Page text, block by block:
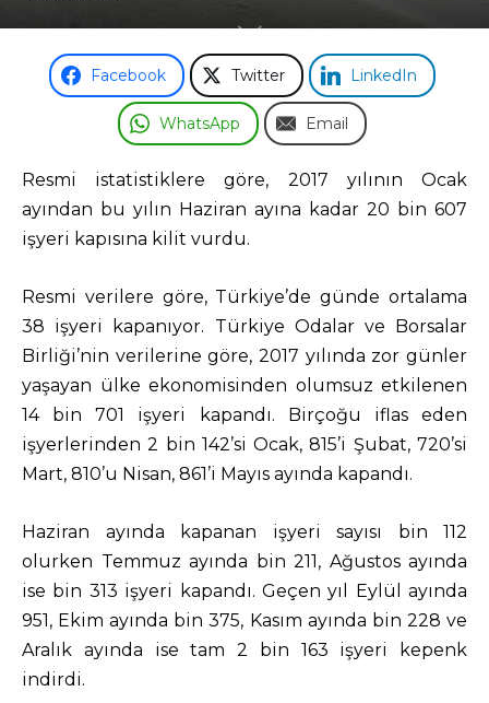
Facebook Twitter LinkedIn
WhatsApp Email
Resmi istatistiklere göre, 2017 yılının Ocak
ayından bu yılın Haziran ayına kadar 20 bin 607
işyeri kapısına kilit vurdu.
Resmi verilere göre, Türkiye’de günde ortalama
38 işyeri kapanıyor. Türkiye Odalar ve Borsalar
Birliği’nin verilerine göre, 2017 yılında zor günler
yaşayan ülke ekonomisinden olumsuz etkilenen
14 bin 701 işyeri kapandı. Birçoğu iflas eden
işyerlerinden 2 bin 142’si Ocak, 815’i Şubat, 720’si
Mart, 810’u Nisan, 861’i Mayıs ayında kapandı.
Haziran ayında kapanan işyeri sayısı bin 112
olurken Temmuz ayında bin 211, Ağustos ayında
ise bin 313 işyeri kapandı. Geçen yıl Eylül ayında
951, Ekim ayında bin 375, Kasım ayında bin 228 ve
Aralık ayında ise tam 2 bin 163 işyeri kepenk
indirdi.